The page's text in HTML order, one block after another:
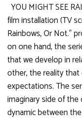
YOU MIGHT SEE
film installation (TV
Rainbows, Or Not.”
on one hand, the
that we develop in
other, the reality
expectations. The
imaginary side of
dynamic between